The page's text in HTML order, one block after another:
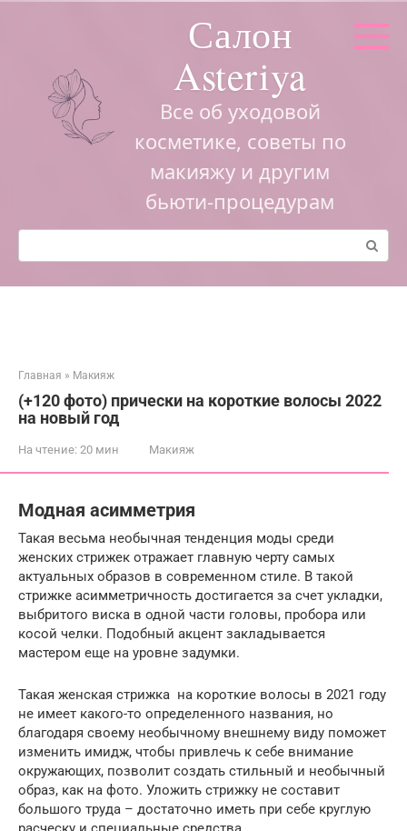
Салон
Asteriya
Все об уходовой
косметике, советы по
макияжу и другим
бьюти-процедурам
Поиск:
Главная » Макияж
(+120 фото) прически на короткие волосы 2022
на новый год
На чтение: 20 мин Макияж
Модная асимметрия
Такая весьма необычная тенденция моды среди
женских стрижек отражает главную черту самых
актуальных образов в современном стиле. В такой
стрижке асимметричность достигается за счет укладки,
выбритого виска в одной части головы, пробора или
косой челки. Подобный акцент закладывается
мастером еще на уровне задумки.
Такая женская стрижка на короткие волосы в 2021 году
не имеет какого-то определенного названия, но
благодаря своему необычному внешнему виду поможет
изменить имидж, чтобы привлечь к себе внимание
окружающих, позволит создать стильный и необычный
образ, как на фото​. Уложить стрижку не составит
большого труда – достаточно иметь при себе круглую